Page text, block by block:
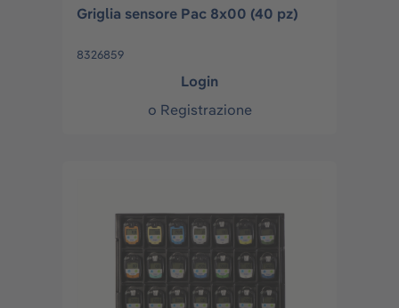
Griglia sensore Pac 8x00 (40 pz)
8326859
Login
o Registrazione